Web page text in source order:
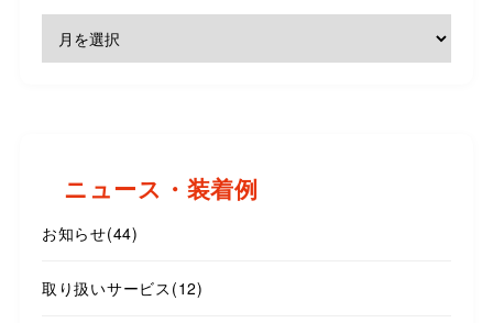
ニュース・装着例
お知らせ(44)
取り扱いサービス (12)